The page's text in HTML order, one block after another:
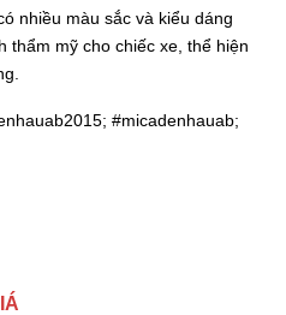
nhiều màu sắc và kiểu dáng
thẩm mỹ cho chiếc xe, thể hiện
#micadenhauab;